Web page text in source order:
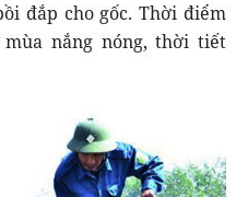
đắp cho gốc. Thời điểm
nắng nóng, thời tiết